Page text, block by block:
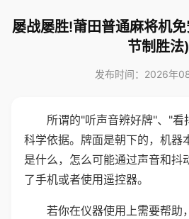
屡战屡胜!莆田普通麻将机
节制胜法)
发布时间：2026年
所谓的"听声音辨好牌"、"看
科学依据。牌面是朝下的，机器
是什么，怎么可能通过声音和抖
了手机或者使用遥控器。
若你在仪器使用上需要帮助